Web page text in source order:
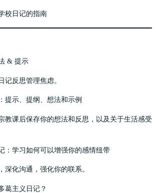
校日记的指南
& 提示
记反思管理焦虑。
提示、提纲、想法和示例
教课后保存你的想法和反思，以及关于生活感受
：学习如何可以增强你的感情纽带
深化沟通，强化你的联系。
葛主义日记？